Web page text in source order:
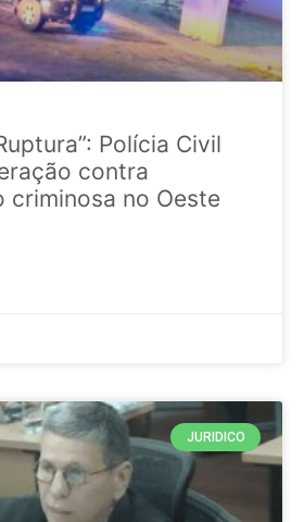
Polícia Civil
contra
criminosa no Oeste
JURIDICO